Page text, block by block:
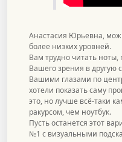
Анастасия Юрьевна,
более низких уровней.
Вам трудно читать ноты,
Вашего зрения в другую
Вашими глазами по
хотели показать саму
это, но лучше всё-таки
ракурсом, чем ноутбук.
Пусть останется этот
№1 с визуальными